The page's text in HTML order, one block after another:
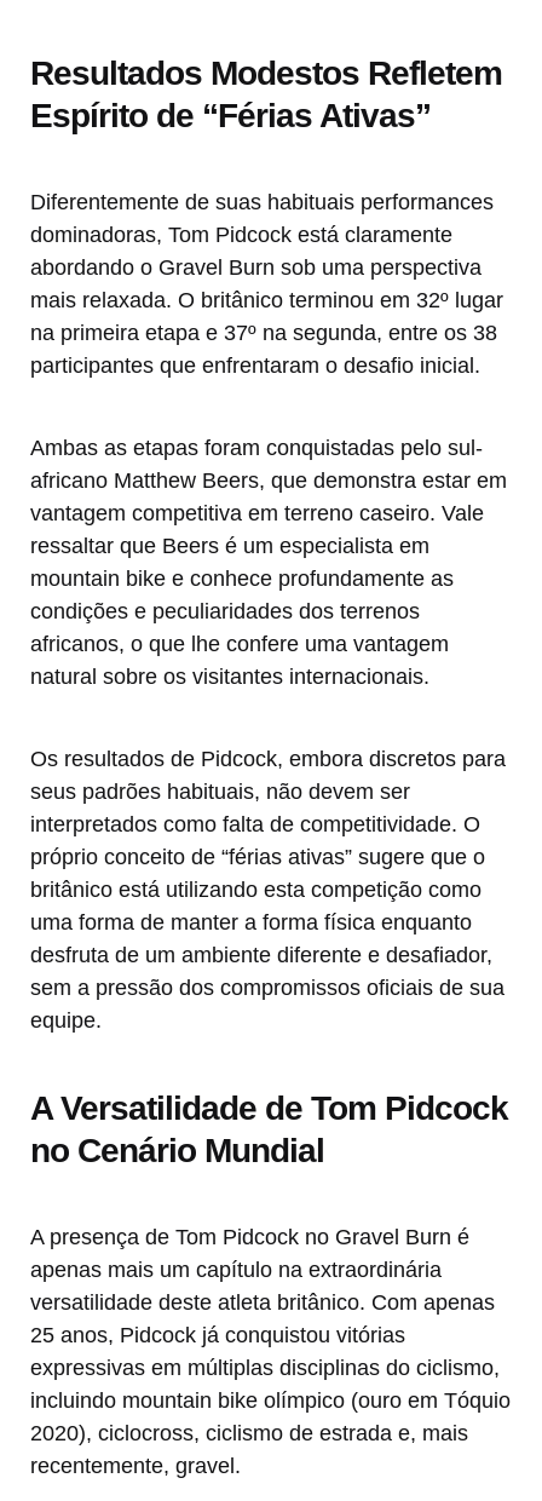
Resultados Modestos Refletem
Espírito de “Férias Ativas”
Diferentemente de suas habituais performances
dominadoras, Tom Pidcock está claramente
abordando o Gravel Burn sob uma perspectiva
mais relaxada. O britânico terminou em 32º lugar
na primeira etapa e 37º na segunda, entre os 38
participantes que enfrentaram o desafio inicial.
Ambas as etapas foram conquistadas pelo sul-
africano Matthew Beers, que demonstra estar em
vantagem competitiva em terreno caseiro. Vale
ressaltar que Beers é um especialista em
mountain bike e conhece profundamente as
condições e peculiaridades dos terrenos
africanos, o que lhe confere uma vantagem
natural sobre os visitantes internacionais.
Os resultados de Pidcock, embora discretos para
seus padrões habituais, não devem ser
interpretados como falta de competitividade. O
próprio conceito de “férias ativas” sugere que o
britânico está utilizando esta competição como
uma forma de manter a forma física enquanto
desfruta de um ambiente diferente e desafiador,
sem a pressão dos compromissos oficiais de sua
equipe.
A Versatilidade de Tom Pidcock
no Cenário Mundial
A presença de Tom Pidcock no Gravel Burn é
apenas mais um capítulo na extraordinária
versatilidade deste atleta britânico. Com apenas
25 anos, Pidcock já conquistou vitórias
expressivas em múltiplas disciplinas do ciclismo,
incluindo mountain bike olímpico (ouro em Tóquio
2020), ciclocross, ciclismo de estrada e, mais
recentemente, gravel.